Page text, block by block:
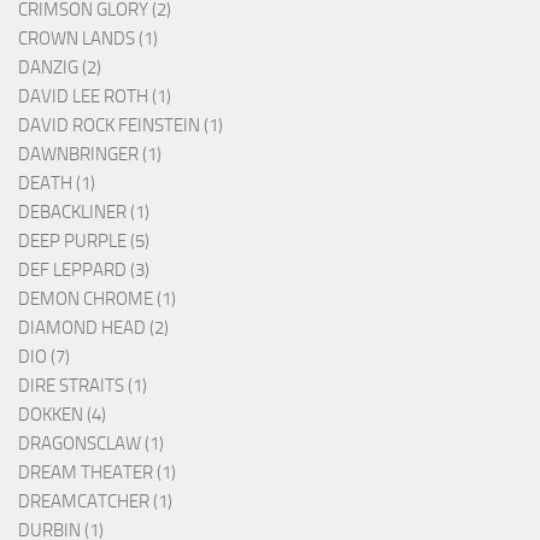
CRIMSON GLORY (2)
CROWN LANDS (1)
DANZIG (2)
DAVID LEE ROTH (1)
DAVID ROCK FEINSTEIN (1)
DAWNBRINGER (1)
DEATH (1)
DEBACKLINER (1)
DEEP PURPLE (5)
DEF LEPPARD (3)
DEMON CHROME (1)
DIAMOND HEAD (2)
DIO (7)
DIRE STRAITS (1)
DOKKEN (4)
DRAGONSCLAW (1)
DREAM THEATER (1)
DREAMCATCHER (1)
DURBIN (1)